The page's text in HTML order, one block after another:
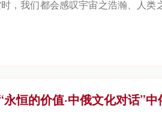
，我们都会感叹宇宙之浩瀚、人
恒的价值·中俄文化对话”